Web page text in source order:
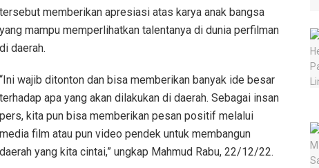
tersebut memberikan apresiasi atas karya anak bangsa
yang mampu memperlihatkan talentanya di dunia perfilman
di daerah.
“Ini wajib ditonton dan bisa memberikan banyak ide besar
terhadap apa yang akan dilakukan di daerah. Sebagai insan
pers, kita pun bisa memberikan pesan positif melalui
media film atau pun video pendek untuk membangun
daerah yang kita cintai,” ungkap Mahmud Rabu, 22/12/22.